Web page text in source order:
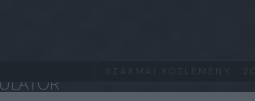
SZAKMAI KÖZLEMÉNY ·